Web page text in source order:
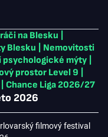
na Blesku
Blesku
Nemovitosti
psychologické mýty
prostor Level 9
Chance Liga 2026/27
2026
filmový festival